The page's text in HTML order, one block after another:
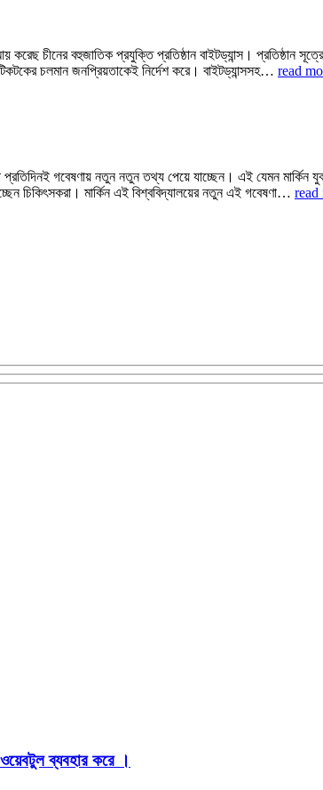
চীনের বহুজাতিক প্রযুক্তি প্রতিষ্ঠান বাইটড্যান্স। প্রতিষ্ঠান
চলমান জনপ্রিয়তাকেই নির্দেশ করে। বাইটড্যান্সসহ… read
গবেষণায় নতুন নতুন তথ্য পেয়ে যাচ্ছেন। এই যেমন মার্কিন
চিকিৎসকরা। মার্কিন এই বিশ্ববিদ্যালয়ের নতুন এই গবেষণা… read
ব্যবহার করে ।